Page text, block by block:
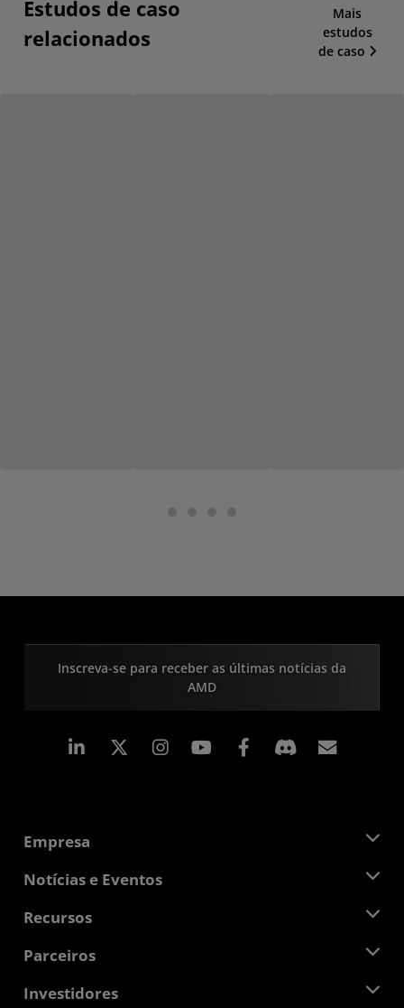
Estudos de caso
relacionados
Mais
estudos
de caso
Inscreva-se para receber as últimas notícias da
AMD
Linkedin Instagram Facebook
Empresa
Sobre a AMD
Responsibilidade Corporativa
Oportunidades de Emprego
Contato AMD
Notícias e Eventos
Sala de Imprensa
Bibliotecas de Mídias
Recursos
Central do desenvolvedor
Estudos de caso
Parceiros
AMD Partner Hub
Investidores